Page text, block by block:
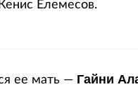
Елемесов.
ее мать — Гайни